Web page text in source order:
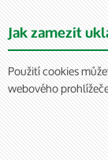
Jak zamezit
Použití cookies
webového